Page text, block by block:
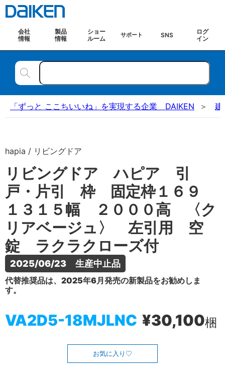
会社
情報
製品
情報
ショー
ルーム
サポート SNS
ログ
イン
「ずっと ここちいいね」を実現する企業 DAIKEN 建
hapia / リビングドア
リビングドア ハピア 引
戸・片引 枠 固定枠１６９
１３１５幅 ２０００高 〈ク
リアベージュ〉 左引用 空
錠 ラクラクローズ付
2025/06/23　生産中止品
代替推奨品は、2025年6月発売の新製品をお勧めしま
す。
VA2D5-18MJLNC ¥30,100梱
お気に入り